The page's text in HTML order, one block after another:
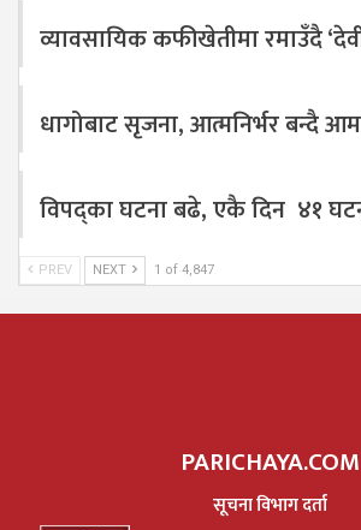
व्यावसायिक कफीखेतीमा रमाउँदै
धागोबाट सृजना, आत्मनिर्भर बन्दै
विपद्का घटना बढे, एकै दिन ४१
PREV NEXT 1 of 4,847
PARICHAYA.COM
सूचना विभाग दर्ता